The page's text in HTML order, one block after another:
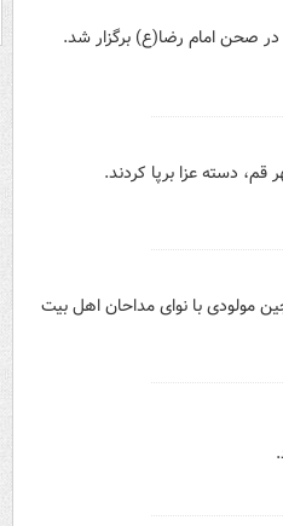
صحن امام رضا(ع) برگزار شد.
دسته عزا برپا کردند.
مولودی با نوای مداحان اهل بیت